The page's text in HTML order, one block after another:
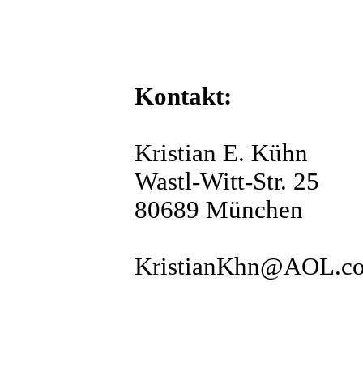
Kontakt:
Kristian E. Kühn
Wastl-Witt-Str. 25
80689 München